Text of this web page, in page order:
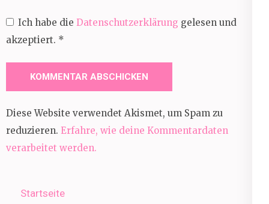
Ich habe die Datenschutzerklärung gelesen und
akzeptiert. *
Diese Website verwendet Akismet, um Spam zu
reduzieren. Erfahre, wie deine Kommentardaten
verarbeitet werden.
Startseite